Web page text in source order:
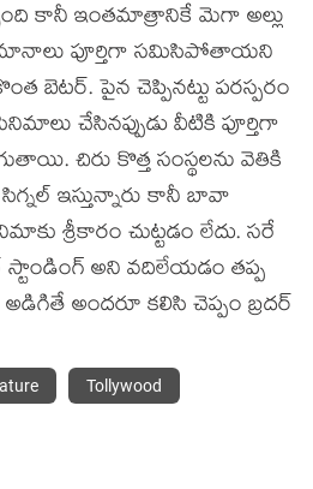
కానీ ఇంతమాత్రానికే మెగా అల్లు
పూర్తిగా సమిసిపోతాయని
బెటర్. పైన చెప్పినట్టు పరస్పరం
చేసినప్పుడు వీటికి పూర్తిగా
చిరు కొత్త సంస్థలను వెతికి
ఇస్తున్నారు కానీ బావా
శ్రీకారం చుట్టడం లేదు. సరే
స్టాండింగ్ అని వదిలేయడం తప్ప
అందరూ కలిసి చెప్పం బ్రదర్
Tollywood